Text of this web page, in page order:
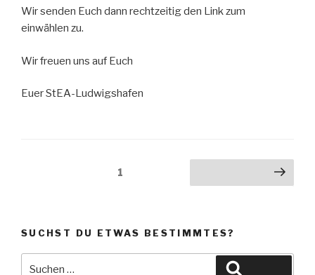
Wir senden Euch dann rechtzeitig den Link zum
einwählen zu.
Wir freuen uns auf Euch
Euer StEA-Ludwigshafen
Seitennummerierung
1 Nächste Seite
SUCHST DU ETWAS BESTIMMTES?